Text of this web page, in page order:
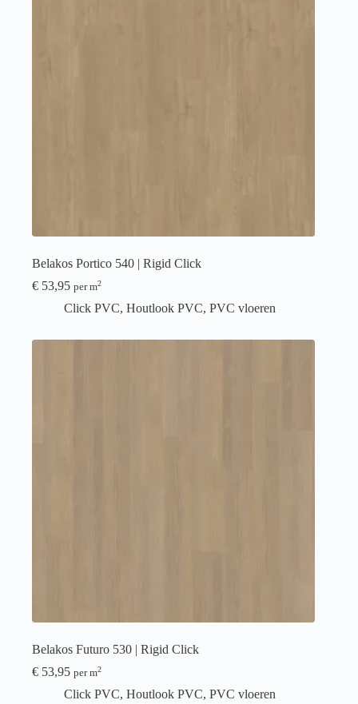
Belakos Portico 540 | Rigid Click
€ 53,95 per m2
Click PVC, Houtlook PVC, PVC vloeren
Belakos Futuro 530 | Rigid Click
€ 53,95 per m2
Click PVC, Houtlook PVC, PVC vloeren